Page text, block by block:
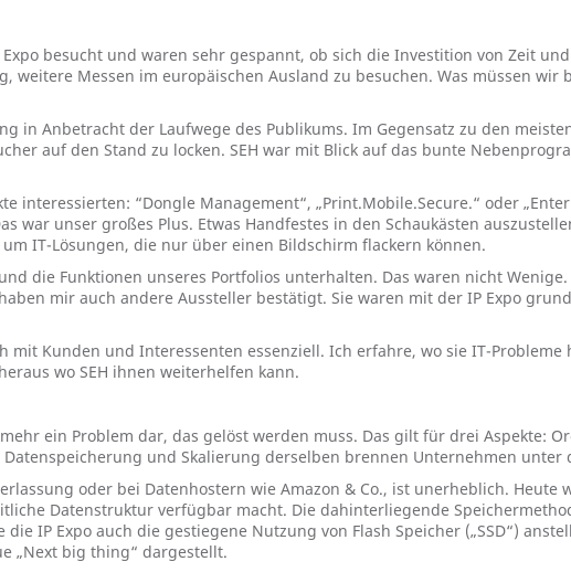
besucht und waren sehr gespannt, ob sich die Investition von Zeit
Messen im europäischen Ausland zu besuchen. Was müssen wir
in Anbetracht der Laufwege des Publikums. Im Gegensatz zu den
auf den Stand zu locken. SEH war mit Blick auf das bunte
interessierten: “Dongle Management“, „Print.Mobile.Secure.“ oder
war unser großes Plus. Etwas Handfestes in den Schaukästen
IT-Lösungen, die nur über einen Bildschirm flackern können.
die Funktionen unseres Portfolios unterhalten. Das waren nicht Wenige.
mir auch andere Aussteller bestätigt. Sie waren mit der IP Expo
Kunden und Interessenten essenziell. Ich erfahre, wo sie IT-Probleme
wo SEH ihnen weiterhelfen kann.
ein Problem dar, das gelöst werden muss. Das gilt für drei Aspekte:
und Skalierung derselben brennen Unternehmen unter
oder bei Datenhostern wie Amazon & Co., ist unerheblich. Heute
Datenstruktur verfügbar macht. Die dahinterliegende
IP Expo auch die gestiegene Nutzung von Flash Speicher („SSD“)
„Next big thing“ dargestellt.